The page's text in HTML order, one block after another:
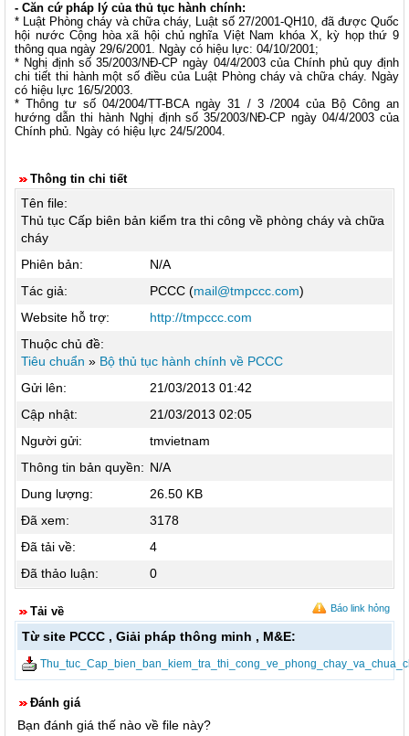
- Căn cứ pháp lý của thủ tục hành chính:
* Luật Phòng cháy và chữa cháy, Luật số 27/2001-QH10, đã được Quốc
hội nước Cộng hòa xã hội chủ nghĩa Việt Nam khóa X, kỳ họp thứ 9
thông qua ngày 29/6/2001. Ngày có hiệu lực: 04/10/2001;
* Nghị định số 35/2003/NĐ-CP ngày 04/4/2003 của Chính phủ quy định
chi tiết thi hành một số điều của Luật Phòng cháy và chữa cháy. Ngày
có hiệu lực 16/5/2003.
* Thông tư số 04/2004/TT-BCA ngày 31 / 3 /2004 của Bộ Công an
hướng dẫn thi hành Nghị định số 35/2003/NĐ-CP ngày 04/4/2003 của
Chính phủ. Ngày có hiệu lực 24/5/2004.
Thông tin chi tiết
Tên file:
Thủ tục Cấp biên bản kiểm tra thi công về phòng cháy và chữa
cháy
Phiên bản:
N/A
Tác giả:
PCCC (mail@tmpccc.com)
Website hỗ trợ:
http://tmpccc.com
Thuộc chủ đề:
Tiêu chuẩn » Bộ thủ tục hành chính về PCCC
Gửi lên:
21/03/2013 01:42
Cập nhật:
21/03/2013 02:05
Người gửi:
tmvietnam
Thông tin bản quyền: N/A
Dung lượng:
26.50 KB
Đã xem:
3178
Đã tải về:
4
Đã thảo luận:
0
Báo link hỏng
Tải về
Từ site PCCC , Giải pháp thông minh , M&E:
Đánh giá
Bạn đánh giá thế nào về file này?